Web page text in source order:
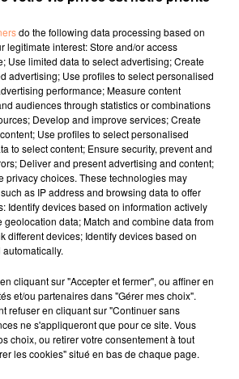
vérifications téléphoniques
la justice s’intéresse également
16, ans, disparu à Clarensac,
le 1er mars 2016, et dont on
nouvelles.
avec Dadju
pour mettre en
jouer à la pétanque
la nuit !
do the following data processing based on
legitimate interest: Store and/or access
Use limited data to select advertising; Create
advertising; Use profiles to select personalised
performance; Measure content
audiences through statistics or combinations
Develop and improve services; Create
Use profiles to select personalised
to select content; Ensure security, prevent and
Deliver and present advertising and content;
privacy choices. These technologies may
as IP address and browsing data to offer
Identify devices based on information actively
geolocation data; Match and combine data from
different devices; Identify devices based on
cliquant sur "Accepter et fermer", ou affiner en
et/ou partenaires dans "Gérer mes choix".
refuser en cliquant sur "Continuer sans
ne s'appliqueront que pour ce site. Vous
choix, ou retirer votre consentement à tout
les cookies" situé en bas de chaque page.